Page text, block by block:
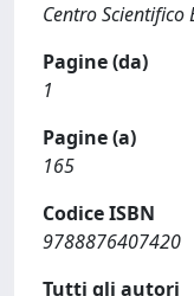
Centro Scientifico
Pagine (da)
1
Pagine (a)
165
Codice ISBN
9788876407420
Tutti gli autori